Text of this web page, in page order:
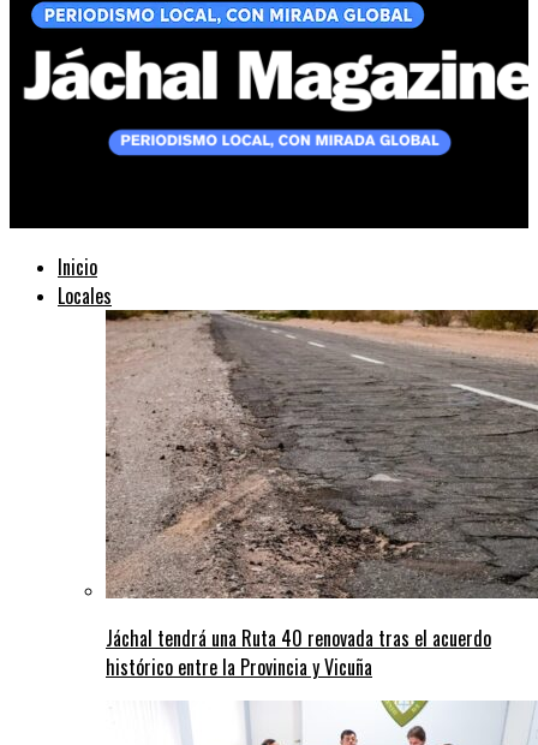
Inicio
Locales
Jáchal tendrá una Ruta 40 renovada tras el acuerdo
histórico entre la Provincia y Vicuña